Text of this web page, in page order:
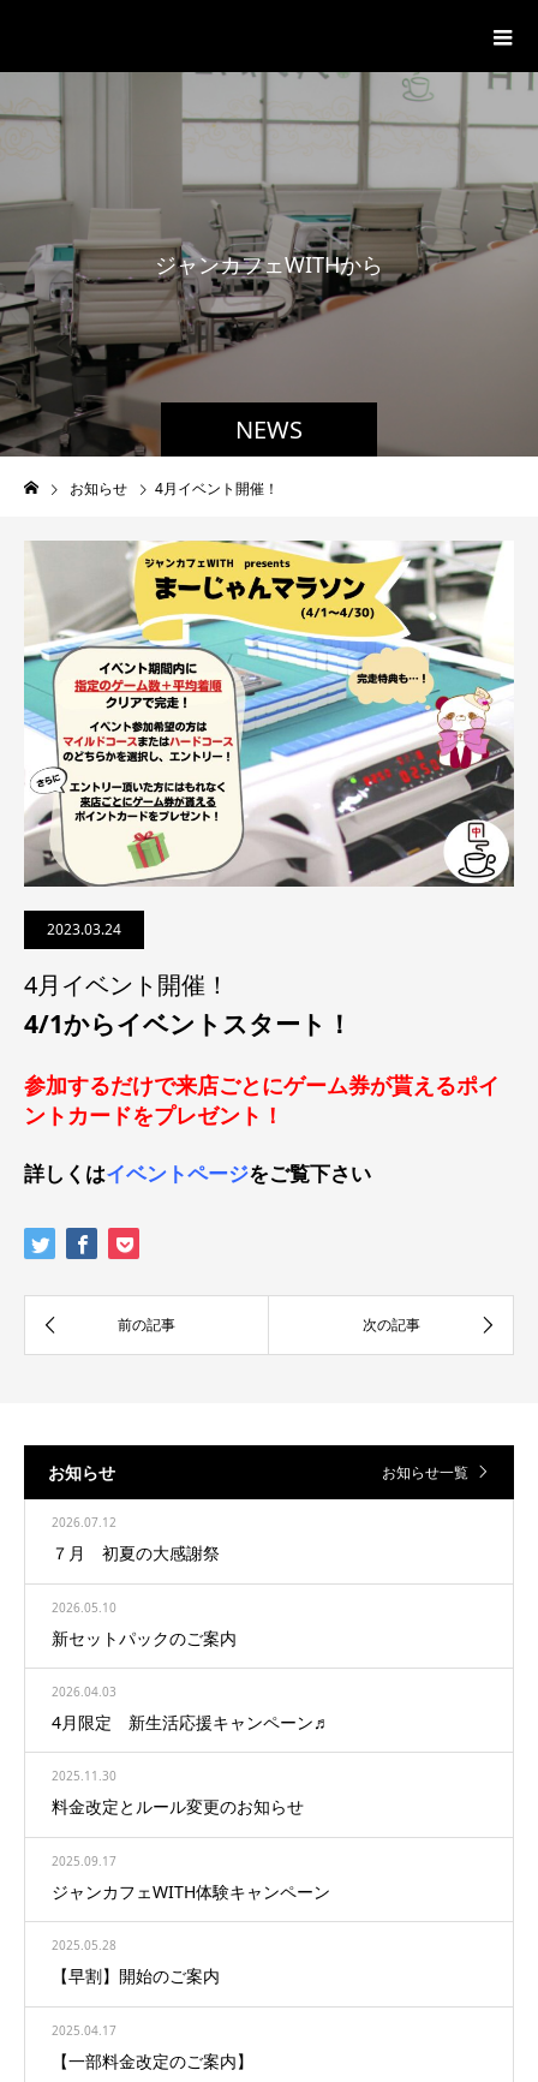
NEWS
ジャンカフェWITHからのお知
お知らせ 4月イベント開催！
2023.03.24
4月イベント開催！
4/1からイベントスタート！
参加するだけで来店ごとにゲーム券が貰えるポイ
ントカードをプレゼント！
詳しくはイベントページをご覧下さい
お知らせ お知らせ一覧
2026.07.12
７月 初夏の大感謝祭
2026.05.10
新セットパックのご案内
2026.04.03
4月限定 新生活応援キャンペーン♬
2025.11.30
料金改定とルール変更のお知らせ
2025.09.17
ジャンカフェWITH体験キャンペーン
2025.05.28
【早割】開始のご案内
2025.04.17
【一部料金改定のご案内】